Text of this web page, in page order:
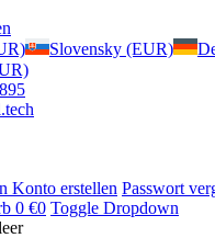
Slovensky (EUR)
Konto erstellen Passwort
0 €0 Toggle Dropdown